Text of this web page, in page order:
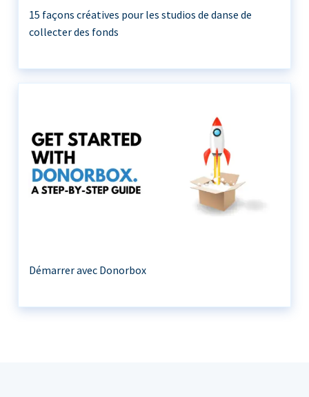
15 façons créatives pour les studios de danse de
collecter des fonds
Démarrer avec Donorbox